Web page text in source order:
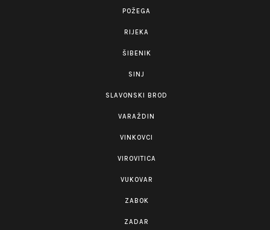
POŽEGA
RIJEKA
ŠIBENIK
SINJ
SLAVONSKI BROD
VARAŽDIN
VINKOVCI
VIROVITICA
VUKOVAR
ZABOK
ZADAR